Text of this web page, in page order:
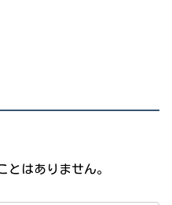
とはありません。